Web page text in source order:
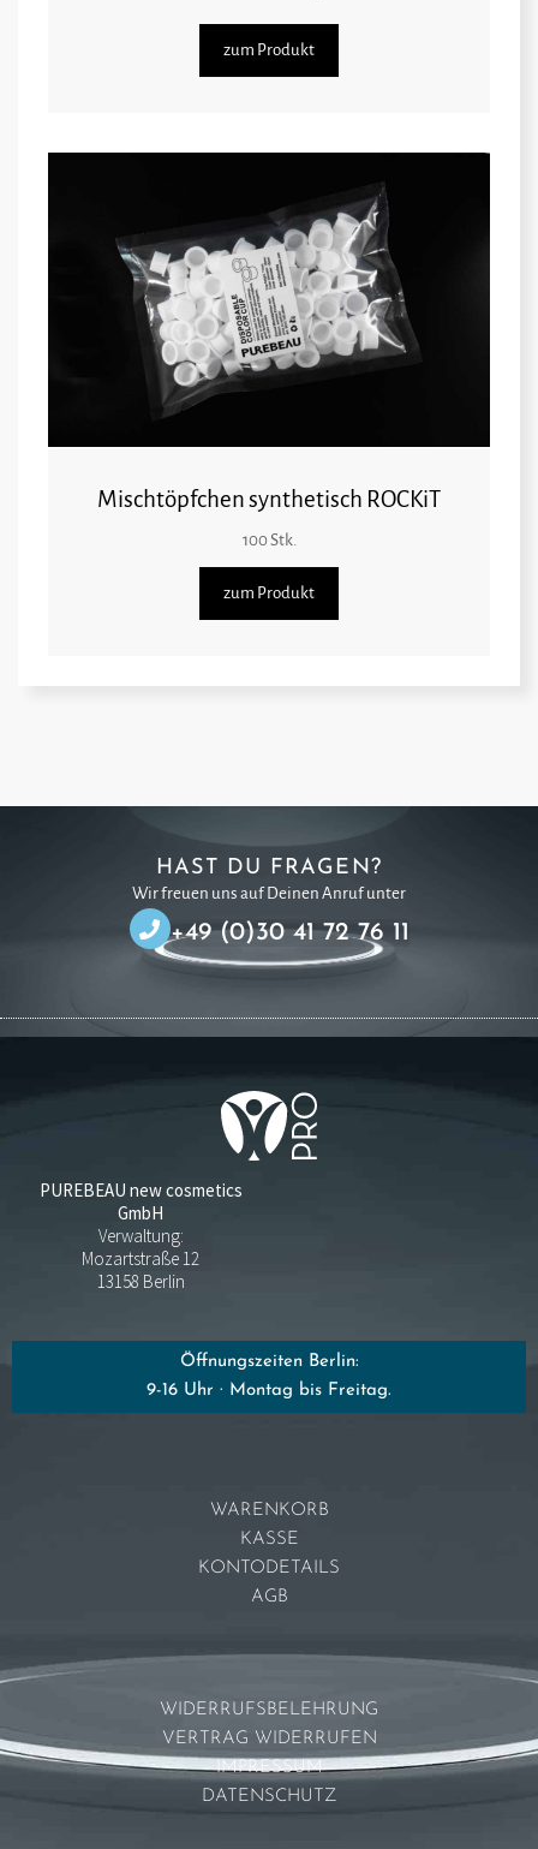
zum Produkt
Mischtöpfchen synthetisch ROCKiT
100 Stk.
zum Produkt
HAST DU FRAGEN?
Wir freuen uns auf Deinen Anruf unter
+49 (0)30 41 72 76 11
PUREBEAU new cosmetics
GmbH
Verwaltung:
Mozartstraße 12
13158 Berlin
Öffnungszeiten Berlin:
9-16 Uhr · Montag bis Freitag.
WARENKORB
KASSE
KONTODETAILS
AGB
WIDERRUFSBELEHRUNG
VERTRAG WIDERRUFEN
IMPRESSUM
DATENSCHUTZ